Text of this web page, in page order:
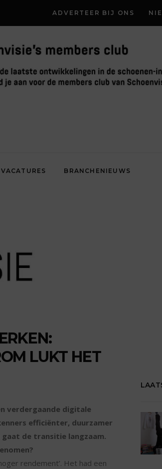
ADVERTEER BIJ ONS
VACATURES BRANCHENIEUWS
LUKT HET
verdergaande digitale
efficiënter, duurzamer
de transitie langzaam.
rendement’. Het had een